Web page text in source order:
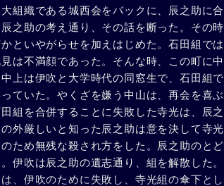
組織である城西会をバックに、辰之助に
之助の考え通り、その話を断った。その
といやがらせを加えはじめた。石田組で
は不満顔であった。そんな時、この町に
上は伊吹と大学時代の同窓生で、石田組
ていた。やくざを嫌う中山は、再会を喜
組を合併することに失敗した寺光は、辰
外厳しいと知った辰之助は意を決して寺
ため無残な殺され方をした。辰之助のと
伊吹は辰之助の遺志通り、組を解散した
、伊吹のために失敗し、寺光組の傘下と